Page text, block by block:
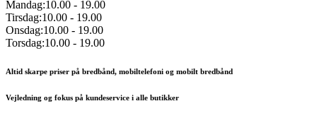
Mandag:10.00 - 19.00
Tirsdag:10.00 - 19.00
Onsdag:10.00 - 19.00
Torsdag:10.00 - 19.00
Altid skarpe priser på bredbånd, mobiltelefoni og mobilt bredbånd
Vejledning og fokus på kundeservice i alle butikker